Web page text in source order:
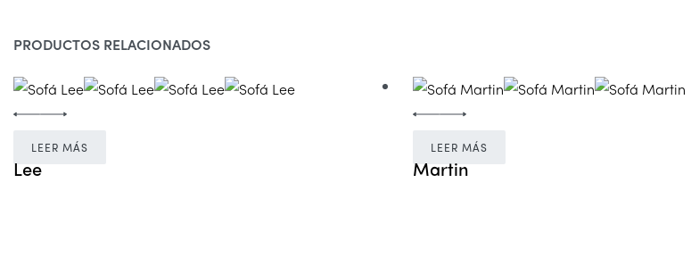
PRODUCTOS RELACIONADOS
LEER MÁS
Lee
LEER MÁS
Martin